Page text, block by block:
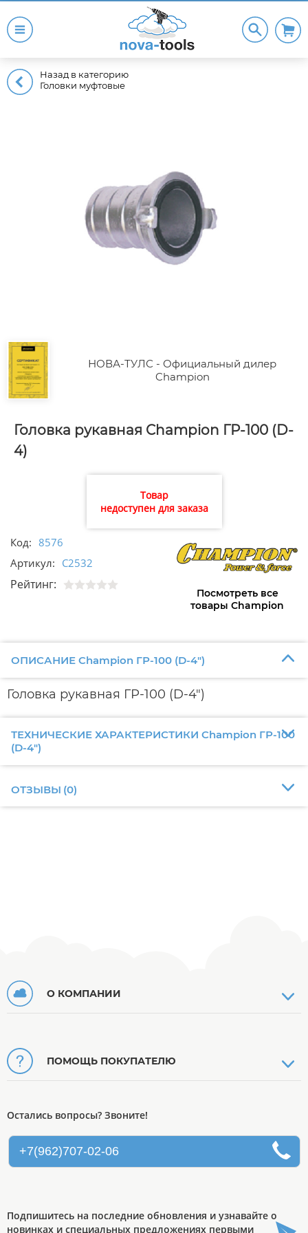
Назад в категорию
Головки муфтовые
НОВА-ТУЛС - Официальный дилер
Champion
Головка рукавная Champion ГР-100 (D-
4)
Товар
недоступен для заказа
Код: 8576
Артикул: C2532
Рейтинг:
Посмотреть все
товары Champion
ОПИСАНИЕ Champion ГР-100 (D-4")
Головка рукавная ГР-100 (D-4")
ТЕХНИЧЕСКИЕ ХАРАКТЕРИСТИКИ Champion ГР-100
(D-4")
ОТЗЫВЫ (0)
О КОМПАНИИ
ПОМОЩЬ ПОКУПАТЕЛЮ
Остались вопросы? Звоните!
+7(962)707-02-06
Подпишитесь на последние обновления и узнавайте о
новинках и специальных предложениях первыми